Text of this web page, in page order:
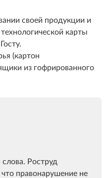
своей продукции и
карты
(картон
из гофрированного
Роструд
правонарушение не